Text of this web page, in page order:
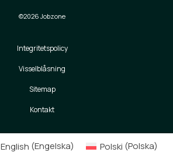
©2026 Jobzone
Integritetspolicy
Visselblåsning
Sitemap
Kontakt
English (Engelska) Polski (Polska)